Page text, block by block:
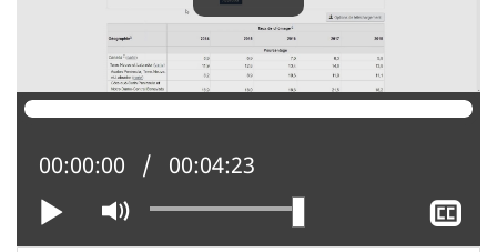
Lire
Activer
le
Position actuelle :
00:00:00 Temps total :
00:04:23
le